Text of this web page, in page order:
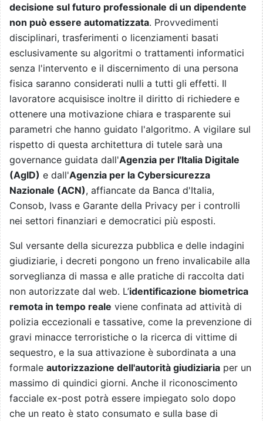
decisione sul futuro professionale di un dipendente
non può essere automatizzata. Provvedimenti
disciplinari, trasferimenti o licenziamenti basati
esclusivamente su algoritmi o trattamenti informatici
senza l'intervento e il discernimento di una persona
fisica saranno considerati nulli a tutti gli effetti. Il
lavoratore acquisisce inoltre il diritto di richiedere e
ottenere una motivazione chiara e trasparente sui
parametri che hanno guidato l'algoritmo. A vigilare sul
rispetto di questa architettura di tutele sarà una
governance guidata dall'Agenzia per l'Italia Digitale
(AgID) e dall'Agenzia per la Cybersicurezza
Nazionale (ACN), affiancate da Banca d'Italia,
Consob, Ivass e Garante della Privacy per i controlli
nei settori finanziari e democratici più esposti.
Sul versante della sicurezza pubblica e delle indagini
giudiziarie, i decreti pongono un freno invalicabile alla
sorveglianza di massa e alle pratiche di raccolta dati
non autorizzate dal web. L’identificazione biometrica
remota in tempo reale viene confinata ad attività di
polizia eccezionali e tassative, come la prevenzione di
gravi minacce terroristiche o la ricerca di vittime di
sequestro, e la sua attivazione è subordinata a una
formale autorizzazione dell'autorità giudiziaria per un
massimo di quindici giorni. Anche il riconoscimento
facciale ex-post potrà essere impiegato solo dopo
che un reato è stato consumato e sulla base di